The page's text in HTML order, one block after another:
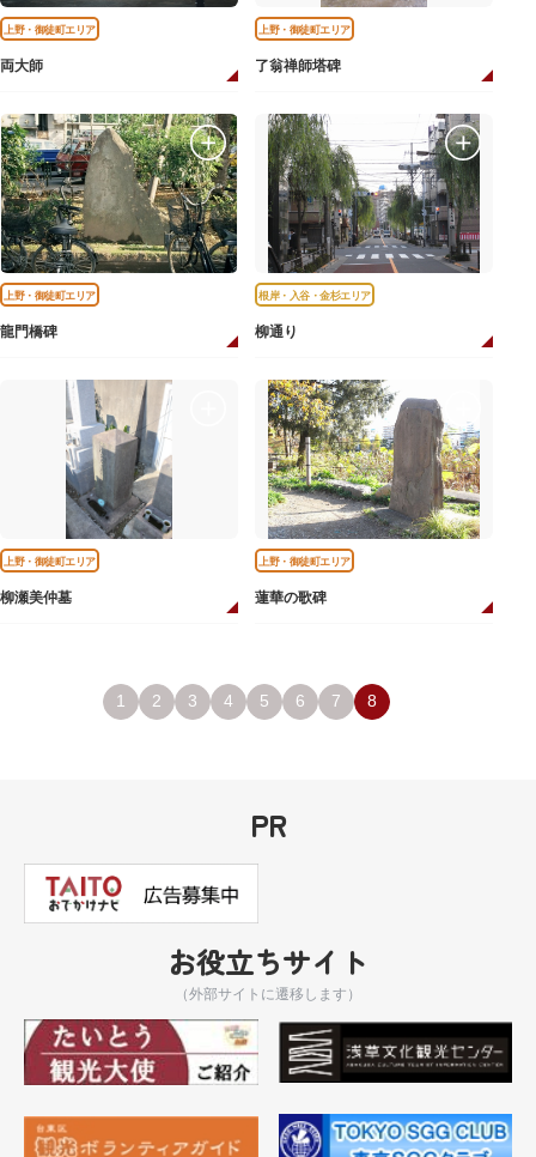
上野・御徒町エリア
両大師
上野・御徒町エリア
了翁禅師塔碑
上野・御徒町エリア
龍門橋碑
根岸・入谷・金杉エリア
柳通り
上野・御徒町エリア
柳瀬美仲墓
上野・御徒町エリア
蓮華の歌碑
1 2 3 4 5 6 7 8
PR
お役立ちサイト
（外部サイトに遷移します）